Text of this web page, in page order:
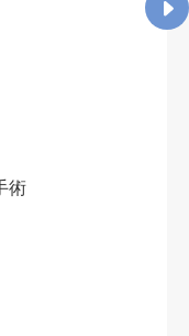
術
人工関節を中